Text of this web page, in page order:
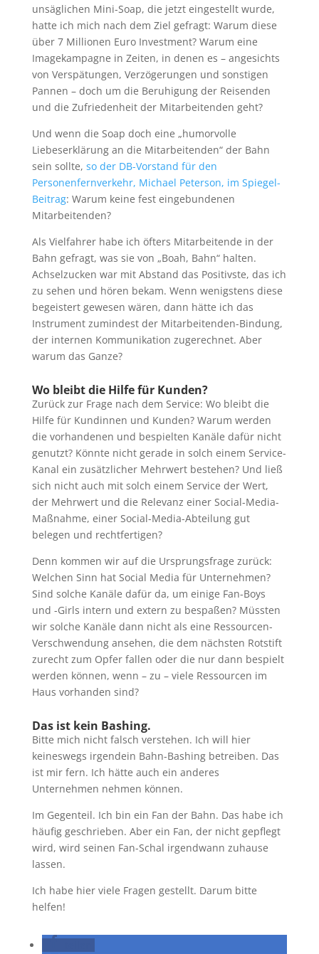
unsäglichen Mini-Soap, die jetzt eingestellt wurde,
hatte ich mich nach dem Ziel gefragt: Warum diese
über 7 Millionen Euro Investment? Warum eine
Imagekampagne in Zeiten, in denen es – angesichts
von Verspätungen, Verzögerungen und sonstigen
Pannen – doch um die Beruhigung der Reisenden
und die Zufriedenheit der Mitarbeitenden geht?
Und wenn die Soap doch eine „humorvolle
Liebeserklärung an die Mitarbeitenden“ der Bahn
sein sollte, so der DB-Vorstand für den
Personenfernverkehr, Michael Peterson, im Spiegel-
Beitrag: Warum keine fest eingebundenen
Mitarbeitenden?
Als Vielfahrer habe ich öfters Mitarbeitende in der
Bahn gefragt, was sie von „Boah, Bahn“ halten.
Achselzucken war mit Abstand das Positivste, das ich
zu sehen und hören bekam. Wenn wenigstens diese
begeistert gewesen wären, dann hätte ich das
Instrument zumindest der Mitarbeitenden-Bindung,
der internen Kommunikation zugerechnet. Aber
warum das Ganze?
Wo bleibt die Hilfe für Kunden?
Zurück zur Frage nach dem Service: Wo bleibt die
Hilfe für Kundinnen und Kunden? Warum werden
die vorhandenen und bespielten Kanäle dafür nicht
genutzt? Könnte nicht gerade in solch einem Service-
Kanal ein zusätzlicher Mehrwert bestehen? Und ließ
sich nicht auch mit solch einem Service der Wert,
der Mehrwert und die Relevanz einer Social-Media-
Maßnahme, einer Social-Media-Abteilung gut
belegen und rechtfertigen?
Denn kommen wir auf die Ursprungsfrage zurück:
Welchen Sinn hat Social Media für Unternehmen?
Sind solche Kanäle dafür da, um einige Fan-Boys
und -Girls intern und extern zu bespaßen? Müssten
wir solche Kanäle dann nicht als eine Ressourcen-
Verschwendung ansehen, die dem nächsten Rotstift
zurecht zum Opfer fallen oder die nur dann bespielt
werden können, wenn – zu – viele Ressourcen im
Haus vorhanden sind?
Das ist kein Bashing.
Bitte mich nicht falsch verstehen. Ich will hier
keineswegs irgendein Bahn-Bashing betreiben. Das
ist mir fern. Ich hätte auch ein anderes
Unternehmen nehmen können.
Im Gegenteil. Ich bin ein Fan der Bahn. Das habe ich
häufig geschrieben. Aber ein Fan, der nicht gepflegt
wird, wird seinen Fan-Schal irgendwann zuhause
lassen.
Ich habe hier viele Fragen gestellt. Darum bitte
helfen!